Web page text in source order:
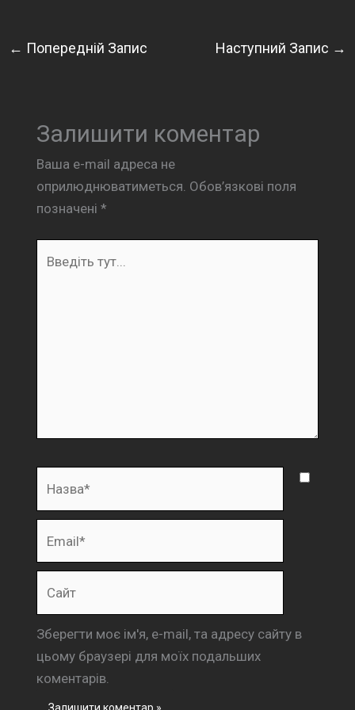
← Попередній Запис Наступний Запис →
Залишити коментар
Ваша e-mail адреса не
оприлюднюватиметься. Обов’язкові поля
позначені *
Зберегти моє ім'я, e-mail, та адресу сайту в
цьому браузері для моїх подальших
коментарів.